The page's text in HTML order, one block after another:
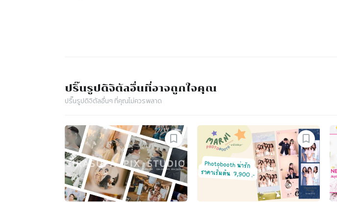
ปริ๊นรูปดิจิตัลอื่นที่อาจถูกใจคุณ
ปริ๊นรูปดิจิตัลอื่นๆ ที่คุณไม่ควรพลาด